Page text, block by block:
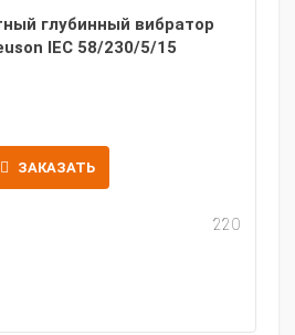
глубинный вибратор
IEC 58/230/5/15
ЗАКАЗАТЬ
220